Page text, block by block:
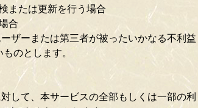
または更新を行う場合
合
ザーまたは第三者が被ったいかなる不利益
のとします。
して、本サービスの全部もしくは一部の利